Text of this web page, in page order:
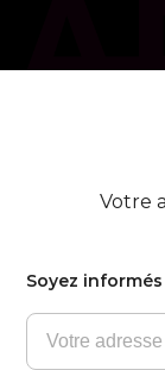
Votre
Soyez